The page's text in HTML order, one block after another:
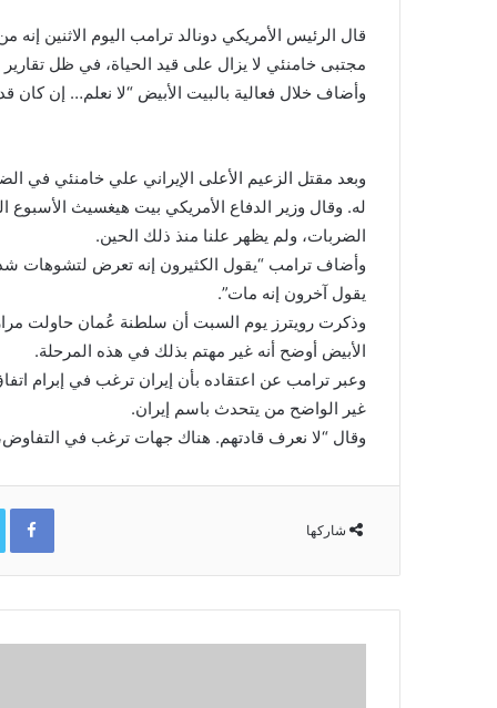
قال الرئيس الأمريكي دونالد ترامب اليوم الاثنين إنه
مجتبى خامنئي لا يزال على قيد الحياة، في ظل تقارير
وأضاف خلال فعالية بالبيت الأبيض “لا ​نعلم… إن كان
وبعد مقتل الزعيم الأعلى الإيراني علي خامنئي ​في
له. وقال وزير الدفاع الأمريكي بيت هيغسيث
الضربات، ولم يظهر علنا منذ ذلك ‌الحين.
وأضاف ⁠ترامب “يقول الكثيرون إنه تعرض لتشوهات
يقول آخرون إنه مات”.
وذكرت رويترز يوم السبت أن ​سلطنة عُمان ​حاولت
الأبيض أوضح ​أنه غير مهتم بذلك في هذه ​المرحلة.
وعبر ⁠ترامب عن اعتقاده بأن إيران ترغب في إبرام
غير الواضح من ​يتحدث باسم إيران.
وقال “لا نعرف قادتهم. هناك جهات ترغب في التفاوض،
شاركها